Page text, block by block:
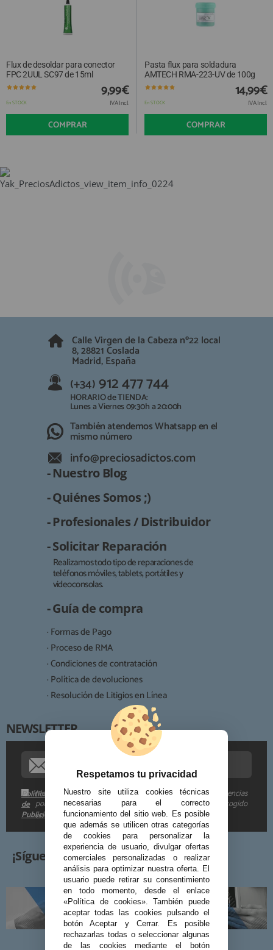
Flux de desoldar para conector
FPC 2UUL SC97 de 15ml
En STOCK
9,99€
IVA Incl.
COMPRAR
Pasta flux para soldadura
AMTECH RMA-223-UV de 100g
En STOCK
14,99€
IVA Incl.
COMPRAR
Calle Virgen de la Cabeza nº22 local
8, 28821 Coslada
Madrid, España
(+34) 912 477 744
HORARIO de TIENDA:
Lunes a Viernes 09:30h a 20:00h
También atendemos Whatsapp en el
mismo número
info@preciosadictos.com
- Nuestro Blog
- Quiénes Somos ;)
- Profesionales / Distribuidor
- Solicitar Reparación
Realizamos todo tipo de reparaciones de
teléfonos móviles, tablets, portátiles y
videoconsolas.
- Guía de compra
· Formas de Pago
· Proceso de RMA
· Condiciones de contratación
· Política de devoluciones
· Resolución de Litigios en Línea
NEWSLETTER
Me gustaría recibir descuentos exclusivos, novedades y tendencias
por e-mail. Puedo darme de baja cuando quiera según lo recogido
en la
Política
de
Publicidad
Responsable:
Finalidad:
Destinatarios:
Derechos:
Procedencia de los datos:
Información adicional:
¡Síguenos!
Respetamos tu privacidad
Nuestro site utiliza cookies técnicas
necesarias para el correcto
funcionamiento del sitio web. Es posible
que además se utilicen otras categorías
de cookies para personalizar la
experiencia de usuario, divulgar ofertas
comerciales personalizadas o realizar
análisis para optimizar nuestra oferta. El
usuario puede retirar su consentimiento
en todo momento, desde el enlace
«Política de cookies». También puede
aceptar todas las cookies pulsando el
botón Aceptar y Cerrar. Es posible
rechazarlas todas o seleccionar algunas
de las cookies mediante el botón